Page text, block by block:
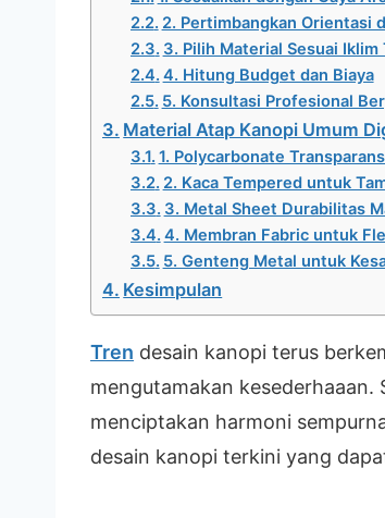
2. Pertimbangkan Orientasi
3. Pilih Material Sesuai Iklim
4. Hitung Budget dan Biaya
5. Konsultasi Profesional
Material Atap Kanopi Umum
1. Polycarbonate
2. Kaca Tempered untuk
3. Metal Sheet Durabilitas
4. Membran Fabric untuk
5. Genteng Metal untuk
Kesimpulan
Tren desain kanopi terus
mengutamakan kesederhaaan.
menciptakan harmoni
desain kanopi terkini yang